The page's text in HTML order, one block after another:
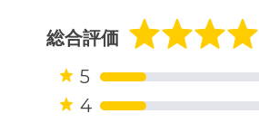
総合評価
5
4